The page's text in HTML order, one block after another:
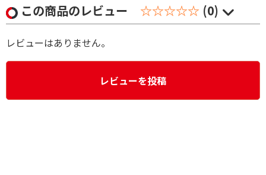
この商品のレビュー ☆☆☆☆☆ (0)
レビューはありません。
レビューを投稿